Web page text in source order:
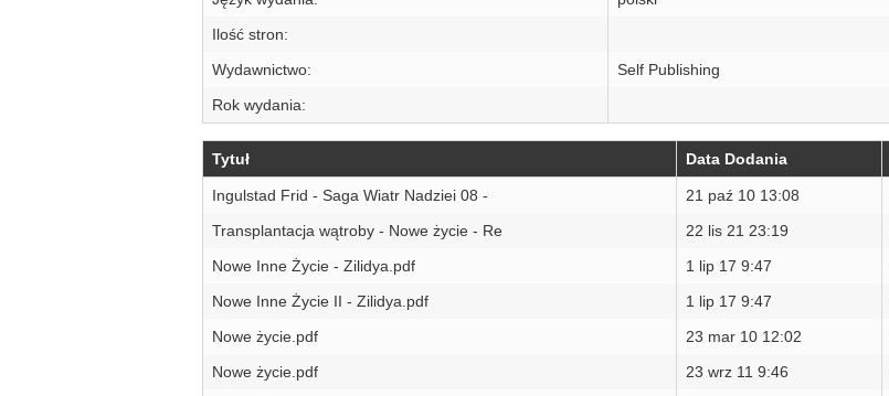
Ilość stron:
Wydawnictwo:
Self Publishing
Rok wydania:
Tytuł Data Dodania
Ingulstad Frid - Saga Wiatr Nadziei 08 - 21 paź 10 13:08
Transplantacja wątroby - Nowe życie - Re
22 lis 21 23:19
Nowe Inne Życie - Zilidya.pdf
1 lip 17 9:47
Nowe Inne Życie II - Zilidya.pdf
1 lip 17 9:47
Nowe życie.pdf
23 mar 10 12:02
Nowe życie.pdf
23 wrz 11 9:46